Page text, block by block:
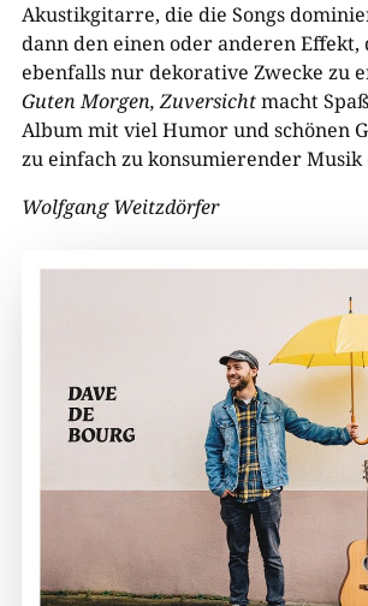
Akustikgitarre, die die Songs
dann den einen oder anderen Effekt,
ebenfalls nur dekorative Zwecke zu
Guten Morgen, Zuversichtmacht
Album mit viel Humor und schönen
zu einfach zu konsumierender
Wolfgang Weitzdörfer